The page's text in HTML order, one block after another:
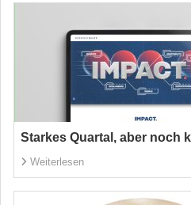
Starkes Quartal, aber noch
Weiterlesen